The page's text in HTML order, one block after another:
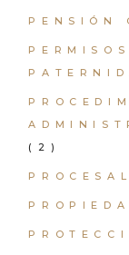
PENSIÓN
(2)